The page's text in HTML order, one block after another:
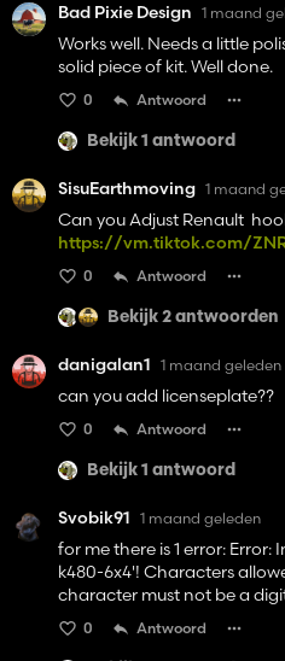
Bad Pixie Design 1 maand
Works well. Needs a little
solid piece of kit. Well done.
0 Antwoord
Bekijk 1 antwoord
SisuEarthmoving 1 maand
Can you Adjust Renault
https://vm.tiktok.com/
0 Antwoord
Bekijk 2 antwoorden
danigalan1 1 maand geleden
can you add licenseplate??
0 Antwoord
Bekijk 1 antwoord
Svobik91 1 maand geleden
for me there is 1 error:
k480-6x4'! Characters
character must not be a
0 Antwoord